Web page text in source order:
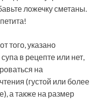
ложечку сметаны.
того, указано
в рецепте или нет,
на
(густой или более
а также на размер